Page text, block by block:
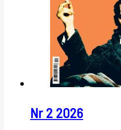
Nr 2 2026